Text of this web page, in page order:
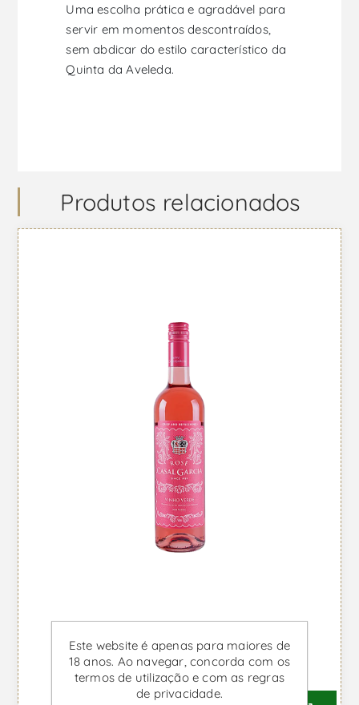
Uma escolha prática e agradável para
servir em momentos descontraídos,
sem abdicar do estilo característico da
Quinta da Aveleda.
Produtos relacionados
Casal Garcia - Vinho Rosé
Desde €4,25 IVA incl.
Este website é apenas para maiores de
18 anos. Ao navegar, concorda com os
termos de utilização e com as regras
de privacidade.